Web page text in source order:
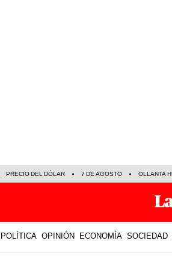
POLÍTICA OPINIÓN ECONOMÍA SOCIEDAD